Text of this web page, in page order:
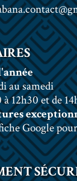
au samedi
12h30 et de
Google